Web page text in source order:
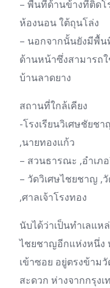
– พื้นที่ด้านข้างที่ติดโ
ห้องนอน ใต้ถุนโล่ง
– นอกจากนั้นยังมีพื้น
ด้านหน้าซึ่งสามารถ
บ้านลาดยาง
สถานที่ใกล้เคียง
-โรงเรียนวิเศษชัยช
,นายทองแก้ว
– สวนธารณะ ,อำเภ
– วัดวิเศษไชยชาญ ,
,ศาลเจ้าโรงทอง
นับได้ว่าเป็นทำเลแห
ไชยชาญอีกแห่งหนึ่ง
เข้าซอย อยู่ตรงข้าม
สะดวก ห่างจากกรุงเ